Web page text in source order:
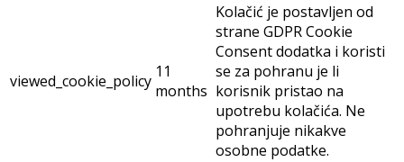
viewed_cookie_policy 11
months
Kolačić je postavljen od
strane GDPR Cookie
Consent dodatka i koristi
se za pohranu je li
korisnik pristao na
upotrebu kolačića. Ne
pohranjuje nikakve
osobne podatke.